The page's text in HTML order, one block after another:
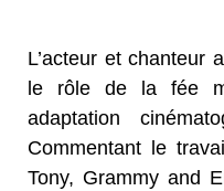
L’acteur et chanteur
le rôle de la fée
adaptation
Commentant le
Tony, Grammy and